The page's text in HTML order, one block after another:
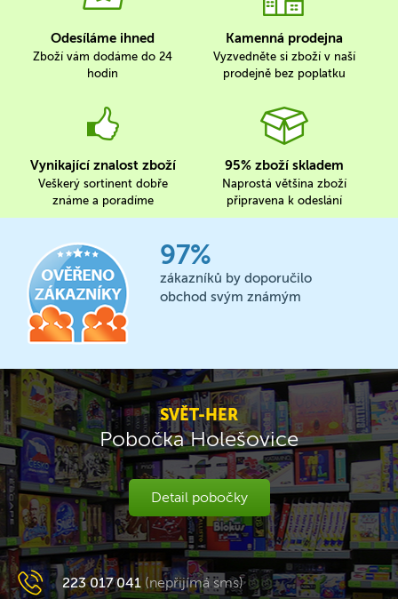
Odesíláme ihned
Zboží vám dodáme do 24
hodin
Kamenná prodejna
Vyzvedněte si zboží v naší
prodejně bez poplatku
Vynikající znalost zboží
Veškerý sortinent dobře
známe a poradíme
95% zboží skladem
Naprostá většina zboží
připravena k odeslání
97%
zákazníků by doporučilo
obchod svým známým
SVĚT-HER
Pobočka Holešovice
Detail pobočky
223 017 041 (nepřijímá sms)